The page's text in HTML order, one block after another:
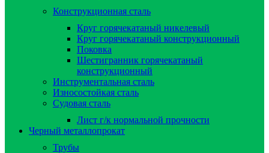
Конструкционная сталь
Круг горячекатаный никелевый
Круг горячекатаный конструкционный
Поковка
Шестигранник горячекатаный
конструкционный
Инструментальная сталь
Износостойкая сталь
Судовая сталь
Лист г/к нормальной прочности
Черный металлопрокат
Трубы